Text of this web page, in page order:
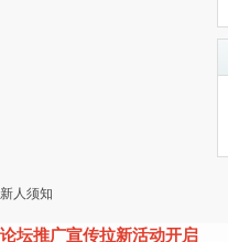
新人须知
论坛推广宣传拉新活动开启